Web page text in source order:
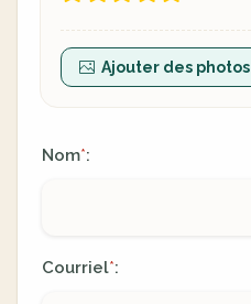
Ajouter des photos
Nom*:
Courriel*: